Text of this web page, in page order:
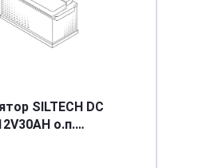
SILTECH DC
о.п.